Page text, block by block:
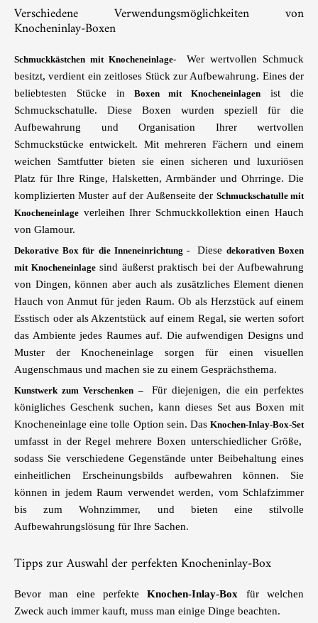
Verschiedene Verwendungsmöglichkeiten von
Knocheninlay-Boxen
Schmuckkästchen mit Knocheneinlage- Wer wertvollen Schmuck
besitzt, verdient ein zeitloses Stück zur Aufbewahrung. Eines der
beliebtesten Stücke in
Boxen mit Knocheneinlagen ist die
Schmuckschatulle. Diese Boxen wurden speziell für die
Aufbewahrung und Organisation Ihrer wertvollen
Schmuckstücke entwickelt. Mit mehreren Fächern und einem
weichen Samtfutter bieten sie einen sicheren und luxuriösen
Platz für Ihre Ringe, Halsketten, Armbänder und Ohrringe. Die
komplizierten Muster auf der Außenseite der Schmuckschatulle mit
Knocheneinlage verleihen Ihrer Schmuckkollektion einen Hauch
von Glamour.
Dekorative Box für die Inneneinrichtung - Diese dekorativen Boxen
mit Knocheneinlagesind äußerst praktisch bei der Aufbewahrung
von Dingen, können aber auch als zusätzliches Element dienen
Hauch von Anmut für jeden Raum. Ob als Herzstück auf einem
Esstisch oder als Akzentstück auf einem Regal, sie werten sofort
das Ambiente jedes Raumes auf. Die aufwendigen Designs und
Muster der Knocheneinlage sorgen für einen visuellen
Augenschmaus und machen sie zu einem Gesprächsthema.
Kunstwerk zum Verschenken –Für diejenigen, die ein perfektes
königliches Geschenk suchen, kann dieses Set aus Boxen mit
Knocheneinlage eine tolle Option sein. Das Knochen-Inlay-Box-Set
umfasst in der Regel mehrere Boxen unterschiedlicher Größe,
sodass Sie verschiedene Gegenstände unter Beibehaltung eines
einheitlichen Erscheinungsbilds aufbewahren können. Sie
können in jedem Raum verwendet werden, vom Schlafzimmer
bis zum Wohnzimmer, und bieten eine stilvolle
Aufbewahrungslösung für Ihre Sachen.
Tipps zur Auswahl der perfekten Knocheninlay-Box
Bevor man eine perfekteKnochen-Inlay-Box für welchen
Zweck auch immer kauft, muss man einige Dinge beachten.